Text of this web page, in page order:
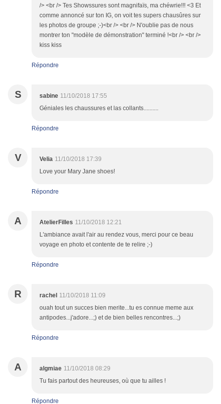
/> <br /> Tes Showssures sont magnifaïs, ma chéwrie!!! <3 Et
comme annoncé sur ton IG, on voit tes supers chausûres sur
les photos de groupe ;-)<br /> <br /> N'oublie pas de nous
montrer ton "modèle de démonstration" terminé !<br /> <br />
kiss kiss
Répondre
S sabine 11/10/2018 17:55
Géniales les chaussures et las collants..........
Répondre
V Velia 11/10/2018 17:39
Love your Mary Jane shoes!
Répondre
A AtelierFilles 11/10/2018 12:21
L'ambiance avait l'air au rendez vous, merci pour ce beau
voyage en photo et contente de te relire ;-)
Répondre
R rachel 11/10/2018 11:09
ouah tout un succes bien merite...tu es connue meme aux
antipodes...j'adore...;) et de bien belles rencontres...;)
Répondre
A algmiae 11/10/2018 08:29
Tu fais partout des heureuses, où que tu ailles !
Répondre